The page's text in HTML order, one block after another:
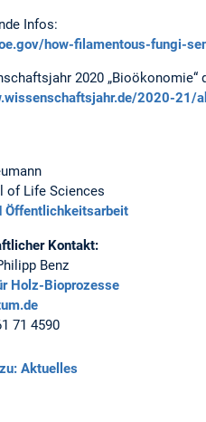
Infos:
how-filamentous-fungi-
2020
2020-21/
of Life Sciences
Öffentlichkeitsarbeit
Kontakt:
Benz
Holz-Bioprozesse
71 4590
Aktuelles